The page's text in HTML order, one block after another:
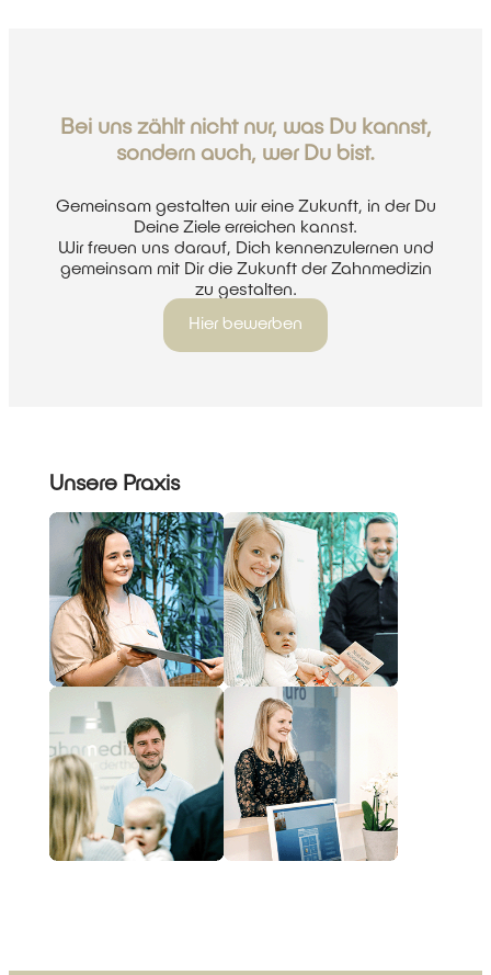
Bei uns zählt nicht nur, was Du kannst,
sondern auch, wer Du bist.
Gemeinsam gestalten wir eine Zukunft, in der Du
Deine Ziele erreichen kannst.
Wir freuen uns darauf, Dich kennenzulernen und
gemeinsam mit Dir die Zukunft der Zahnmedizin
zu gestalten.
Hier bewerben
Unsere Praxis